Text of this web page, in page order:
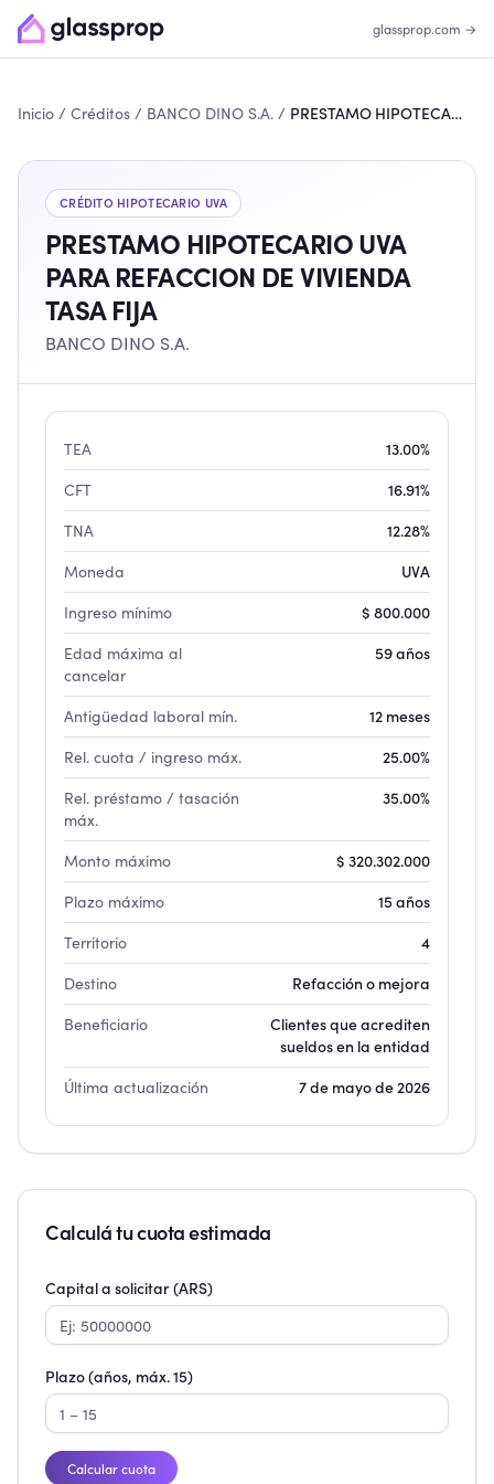
glassprop.com →
Inicio / Créditos / BANCO DINO S.A. / PRESTAMO HIPOTECARIO UVA PARA REFACCION DE VIVIENDA TASA FIJA
CRÉDITO HIPOTECARIO UVA
PRESTAMO HIPOTECARIO UVA
PARA REFACCION DE VIVIENDA
TASA FIJA
BANCO DINO S.A.
TEA
13.00%
CFT
16.91%
TNA
12.28%
Moneda
UVA
Ingreso mínimo
$ 800.000
Edad máxima al
cancelar
59 años
Antigüedad laboral mín.
12 meses
Rel. cuota / ingreso máx.
25.00%
Rel. préstamo / tasación
máx.
35.00%
Monto máximo
$ 320.302.000
Plazo máximo
15 años
Territorio
4
Destino
Refacción o mejora
Beneficiario
Clientes que acrediten
sueldos en la entidad
Última actualización
7 de mayo de 2026
Calculá tu cuota estimada
Capital a solicitar (ARS)
Plazo (años, máx.15)
Calcular cuota